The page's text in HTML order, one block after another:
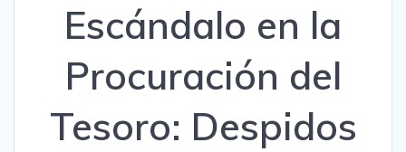
Escándalo en la
Procuración del
Tesoro: Despidos